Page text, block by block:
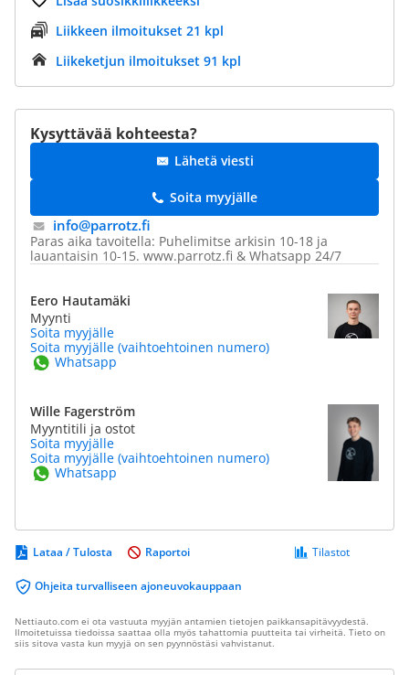
Liikkeen ilmoitukset 21 kpl
Liikeketjun ilmoitukset 91 kpl
Kysyttävää kohteesta?
Lähetä viesti
Soita myyjälle
info@​parrotz.fi
Paras aika tavoitella: Puhelimitse arkisin 10-18 ja
lauantaisin 10-15. www.parrotz.fi & Whatsapp 24/7
Eero Hautamäki
Myynti
Soita myyjälle
Soita myyjälle (vaihtoehtoinen numero)
Whatsapp
Wille Fagerström
Myyntitili ja ostot
Soita myyjälle
Soita myyjälle (vaihtoehtoinen numero)
Whatsapp
Lataa / Tulosta
Ohjeita turvalliseen ajoneuvokauppaan
Tilastot
Raportoi
Nettiauto.com ei ota vastuuta myyjän antamien tietojen paikkansapitävyydestä.
Ilmoitetuissa tiedoissa saattaa olla myös tahattomia puutteita tai virheitä. Tieto on
siis sitova vasta kun myyjä on sen pyynnöstäsi vahvistanut.